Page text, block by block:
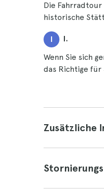
Die Fahrradtour
historische
I I.
Wenn Sie sich
das Richtige für
Zusätzliche